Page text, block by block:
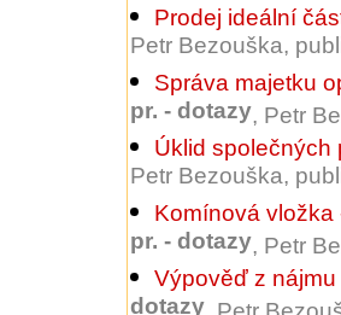
Prodej ideální
Petr Bezouška,
Správa majetku
pr. - dotazy, Petr
Úklid společných
Petr Bezouška,
Komínová
pr. - dotazy, Petr
Výpověď z